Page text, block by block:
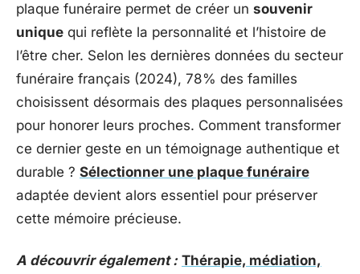
plaque funéraire permet de créer un souvenir
unique qui reflète la personnalité et l’histoire de
l’être cher. Selon les dernières données du secteur
funéraire français (2024), 78% des familles
choisissent désormais des plaques personnalisées
pour honorer leurs proches. Comment transformer
ce dernier geste en un témoignage authentique et
durable ? Sélectionner une plaque funéraire
adaptée devient alors essentiel pour préserver
cette mémoire précieuse.
A découvrir également : Thérapie, médiation,